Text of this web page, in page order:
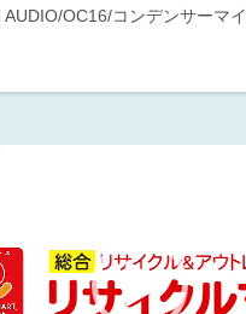
OC16/コンデンサーマイ